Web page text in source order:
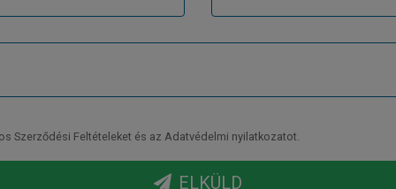
Szerződési Feltételeket és az Adatvédelmi nyilatkozatot.
ELKÜLD